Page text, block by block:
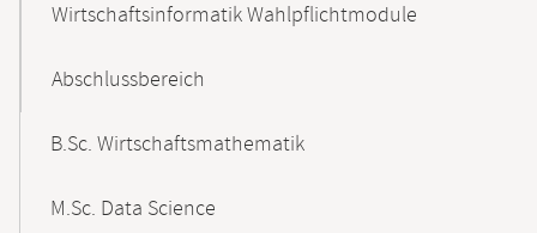
Wirtschaftsinformatik Wahlpflichtmodule
Abschlussbereich
B.Sc. Wirtschaftsmathematik
M.Sc. Data Science